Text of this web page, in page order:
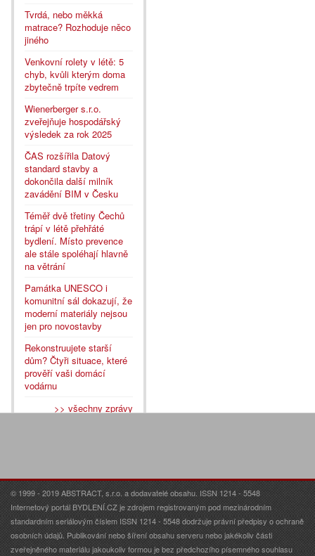
Tvrdá, nebo měkká
matrace? Rozhoduje něco
jiného
Venkovní rolety v létě: 5
chyb, kvůli kterým doma
zbytečně trpíte vedrem
Wienerberger s.r.o.
zveřejňuje hospodářský
výsledek za rok 2025
ČAS rozšířila Datový
standard stavby a
dokončila další milník
zavádění BIM v Česku
Téměř dvě třetiny Čechů
trápí v létě přehřáté
bydlení. Místo prevence
ale stále spoléhají hlavně
na větrání
Památka UNESCO i
komunitní sál dokazují, že
moderní materiály nejsou
jen pro novostavby
Rekonstruujete starší
dům? Čtyři situace, které
prověří vaši domácí
vodárnu
>> všechny zprávy
© 1999 - 2019 ABSTRACT, s.r.o. a dodavatelé obsahu. ISSN 1214 - 5548
Internetový portál BYDLENÍ.CZ je zdrojem registrovaným pod mezinárodním
standardním seriálovým číslem ISSN 1214 - 5548 dodržuje právní předpisy o ochraně
osobních údajů. Publikování nebo šíření obsahu serveru nebo jakékoliv části
zveřejněného materiálu jakoukoliv formou je bez předchozího písemného souhlasu